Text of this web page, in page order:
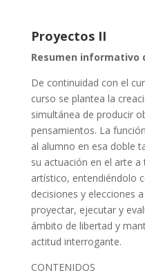
Proyectos II
Resumen informativo
De continuidad con el
curso se plantea la
simultánea de producir
pensamientos. La
al alumno en esa doble
su actuación en el arte
artístico, entendiéndolo
decisiones y elecciones
proyectar, ejecutar y
ámbito de libertad y
actitud interrogante.
CONTENIDOS